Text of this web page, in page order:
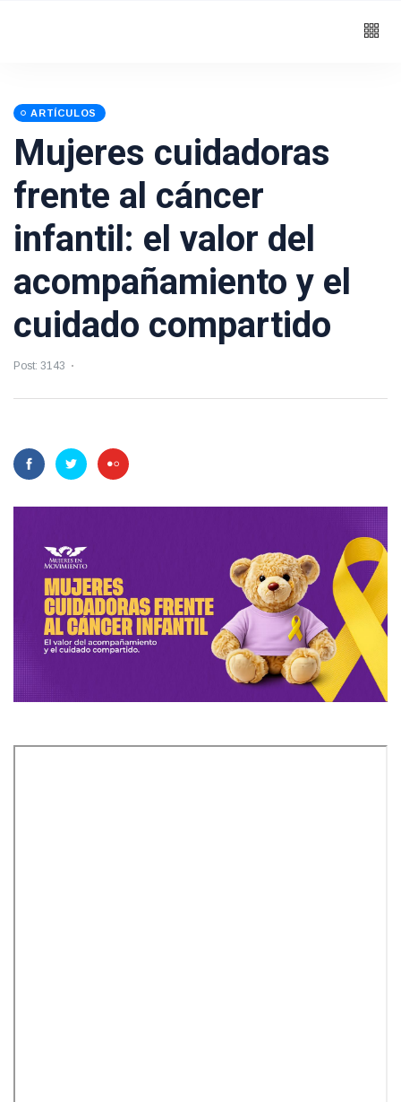
ARTÍCULOS
Mujeres cuidadoras
frente al cáncer
infantil: el valor del
acompañamiento y el
cuidado compartido
Post: 3143